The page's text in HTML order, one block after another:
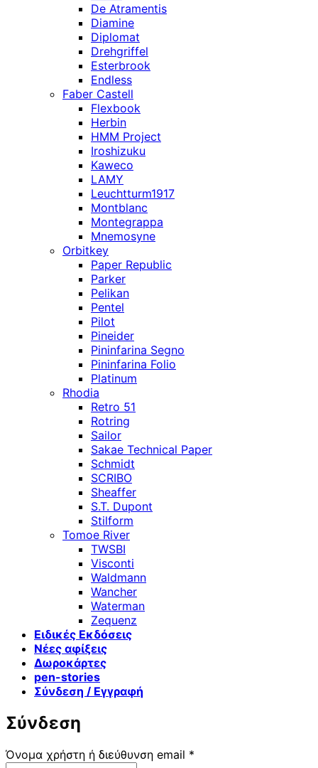
De Atramentis
Diamine
Diplomat
Drehgriffel
Esterbrook
Endless
Faber Castell
Flexbook
Herbin
HMM Project
Iroshizuku
Kaweco
LAMY
Leuchtturm1917
Montblanc
Montegrappa
Mnemosyne
Orbitkey
Paper Republic
Parker
Pelikan
Pentel
Pilot
Pineider
Pininfarina Segno
Pininfarina Folio
Platinum
Rhodia
Retro 51
Rotring
Sailor
Sakae Technical Paper
Schmidt
SCRIBO
Sheaffer
S.T. Dupont
Stilform
Tomoe River
TWSBI
Visconti
Waldmann
Wancher
Waterman
Zequenz
Ειδικές Εκδόσεις
Νέες αφίξεις
Δωροκάρτες
pen-stories
Σύνδεση / Εγγραφή
Σύνδεση
Όνομα χρήστη ή διεύθυνση email *